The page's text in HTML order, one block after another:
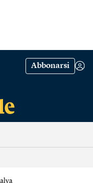
Abbonarsi